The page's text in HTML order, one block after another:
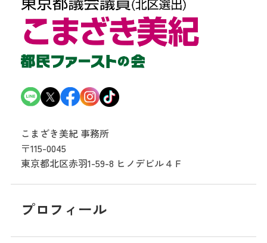
こまざき美紀 事務所
〒115-0045
東京都北区赤羽1-59-8 ヒノデビル４Ｆ
プロフィール